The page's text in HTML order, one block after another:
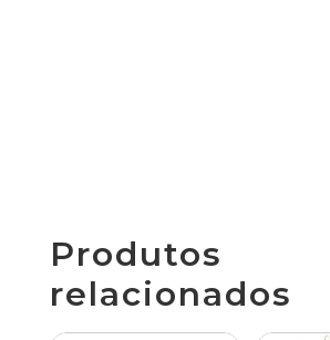
Produtos
relacionados